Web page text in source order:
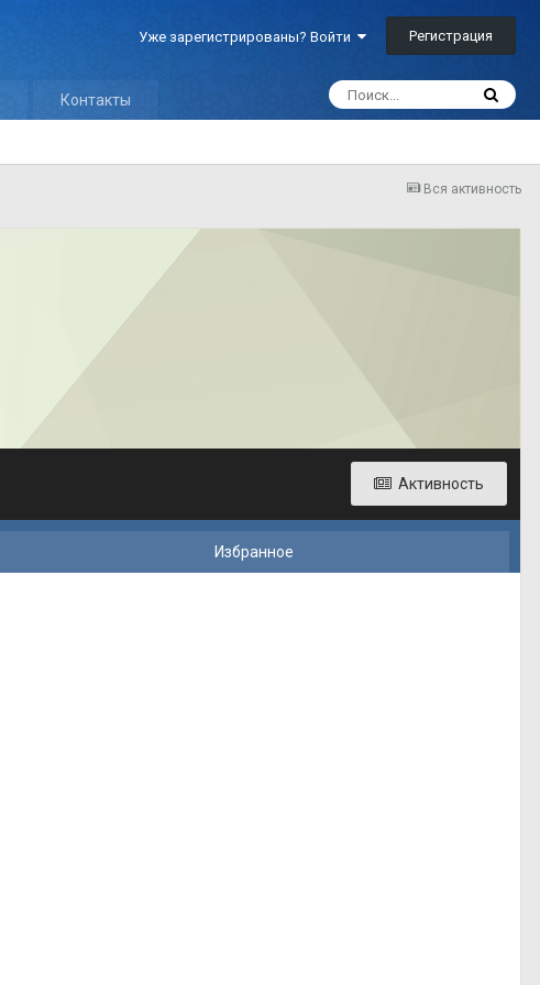
Уже зарегистрированы? Войти Регистрация
Контакты
Вся активность
Активность
Избранное